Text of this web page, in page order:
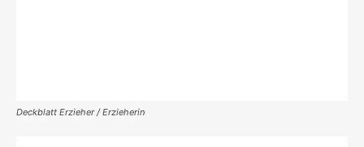
Deckblatt Erzieher / Erzieherin